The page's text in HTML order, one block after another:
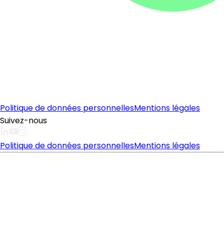
Politique de données personnellesMentions légales
Suivez-nous
Politique de données personnellesMentions légales